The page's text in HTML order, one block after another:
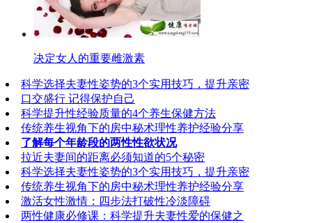
决定女人的重要雌激素
科学选择夫妻性姿势的3个实用技巧，提升亲密
口交盛行 记得保护自己
科学提升性经验质量的4个养生保健方法
传统养生视角下的房中秘术理性养护经验分享
了解每个年龄段的两性性欲状况
拉近夫妻间的距离必须知道的5个秘密
科学选择夫妻性姿势的3个实用技巧，提升亲密
传统养生视角下的房中秘术理性养护经验分享
激活女性激情：四步法打破性冷淡障碍
两性健康必修课：科学提升夫妻性爱的保健之